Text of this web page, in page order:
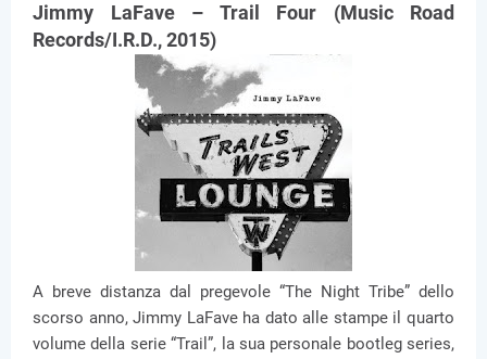
Jimmy LaFave – Trail Four (Music Road
Records/I.R.D., 2015)
A breve distanza dal pregevole “The Night Tribe” dello
scorso anno, Jimmy LaFave ha dato alle stampe il quarto
volume della serie “Trail”, la sua personale bootleg series,